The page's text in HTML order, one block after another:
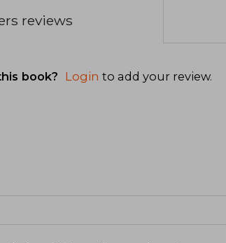
reviews
book? Login to add your review.